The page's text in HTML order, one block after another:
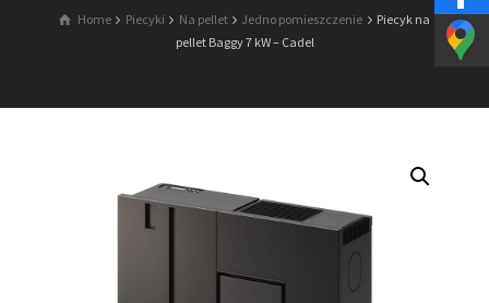
Home Piecyki Na pellet Jedno pomieszczenie
Piecyk na
pellet Baggy 7 kW – Cadel